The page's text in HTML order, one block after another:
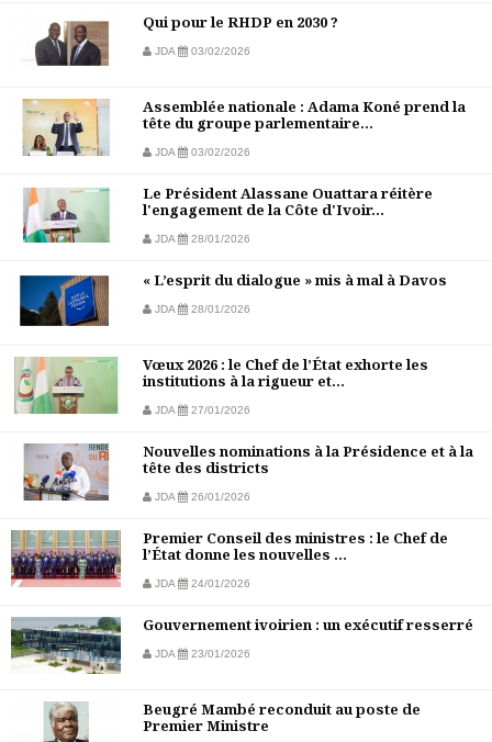
Qui pour le RHDP en 2030 ?
JDA 03/02/2026
Assemblée nationale : Adama Koné prend la
tête du groupe parlementaire...
JDA 03/02/2026
Le Président Alassane Ouattara réitère
l'engagement de la Côte d'Ivoir...
JDA 28/01/2026
« L’esprit du dialogue » mis à mal à Davos
JDA 28/01/2026
Vœux 2026 : le Chef de l’État exhorte les
institutions à la rigueur et...
JDA 27/01/2026
Nouvelles nominations à la Présidence et à la
tête des districts
JDA 26/01/2026
Premier Conseil des ministres : le Chef de
l’État donne les nouvelles ...
JDA 24/01/2026
Gouvernement ivoirien : un exécutif resserré
JDA 23/01/2026
Beugré Mambé reconduit au poste de
Premier Ministre